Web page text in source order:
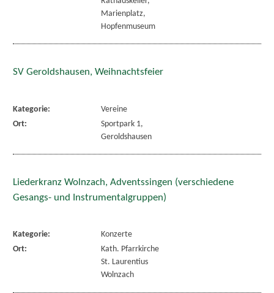
Marienplatz,
Hopfenmuseum
SV Geroldshausen, Weihnachtsfeier
Kategorie:
Vereine
Ort:
Sportpark 1,
Geroldshausen
Liederkranz Wolnzach, Adventssingen (verschiedene
Gesangs- und Instrumentalgruppen)
Kategorie:
Konzerte
Ort:
Kath. Pfarrkirche
St. Laurentius
Wolnzach